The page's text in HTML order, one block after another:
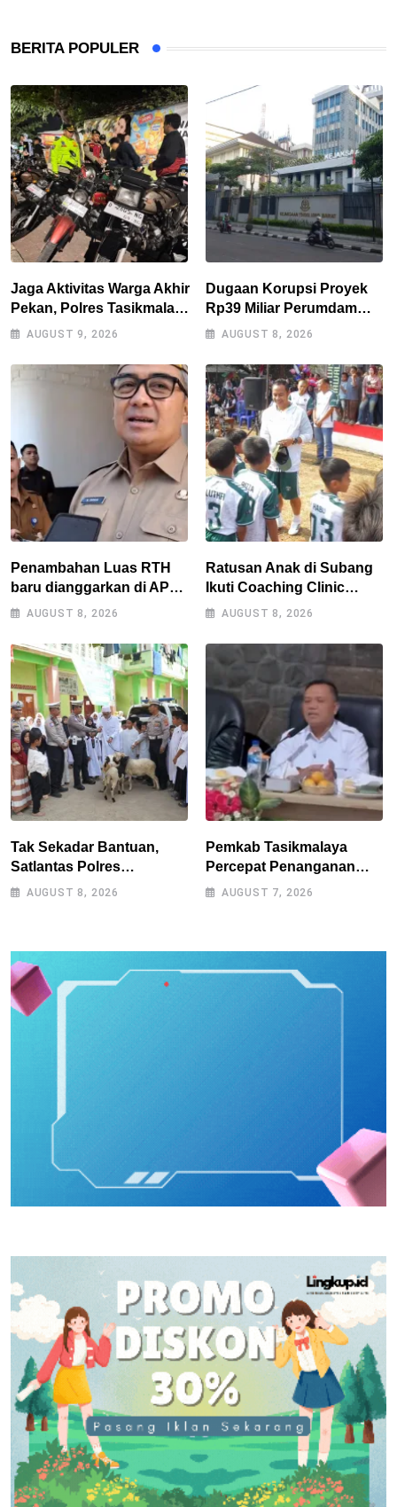
BERITA POPULER
Jaga Aktivitas Warga Akhir
Pekan, Polres Tasikmalaya
Gencarkan Patroli Blue
AUGUST 9, 2026
Dugaan Korupsi Proyek
Rp39 Miliar Perumdam
Tirta Darma Ayu Disorot,
Jabar Supervisi
AUGUST 8, 2026
Penambahan Luas RTH
baru dianggarkan di APBD
2027, Walikota tidak
AUGUST 8, 2026
Ratusan Anak di Subang
Ikuti Coaching Clinic
Bersama Legenda Persib
AUGUST 8, 2026
Tak Sekadar Bantuan,
Satlantas Polres
Tasikmalaya Dorong
AUGUST 8, 2026
Pemkab Tasikmalaya
Percepat Penanganan
Kekeringan, Sumur Bor
AUGUST 7, 2026